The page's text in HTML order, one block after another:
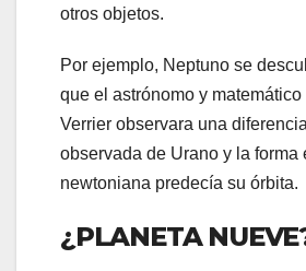
otros objetos.
Por ejemplo, Neptuno se
que el astrónomo y
Verrier observara una
observada de Urano y la forma
newtoniana predecía su órbita.
¿PLANETA